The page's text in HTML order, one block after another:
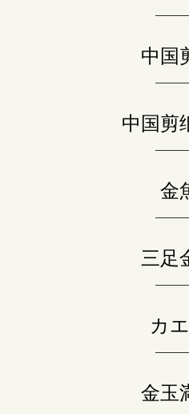
中国
中国剪
金
三足
カ
金玉